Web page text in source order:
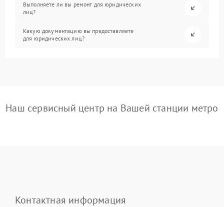
Выполняете ли вы ремонт для юридических
лиц?
Какую документацию вы предоставляете
для юридических лиц?
Наш сервисный центр на Вашей станции метро
Контактная информация